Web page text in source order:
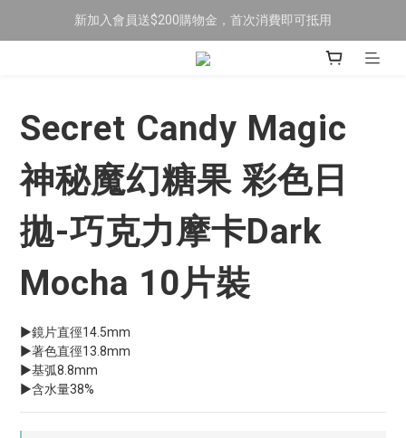
限時全館滿$699免運
新加入會員送$200購物金，首次消費即可抵用
訂閱LINE加好友，送$50購物金！
Secret Candy Magic
神秘魔幻糖果 彩色日
拋-巧克力摩卡Dark
Mocha 10片裝
▶鏡片直徑14.5mm
▶著色直徑13.8mm
▶基弧8.8mm
▶含水量38%